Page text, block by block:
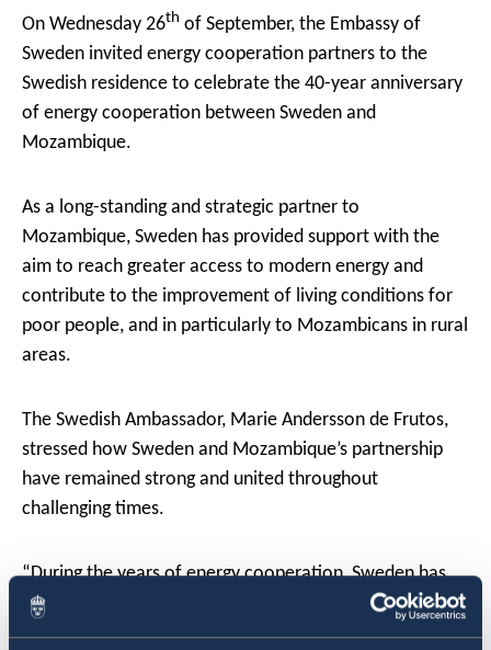
On Wednesday 26th of September, the Embassy of
Sweden invited energy cooperation partners to the
Swedish residence to celebrate the 40-year anniversary
of energy cooperation between Sweden and
Mozambique.
As a long-standing and strategic partner to
Mozambique, Sweden has provided support with the
aim to reach greater access to modern energy and
contribute to the improvement of living conditions for
poor people, and in particularly to Mozambicans in rural
areas.
The Swedish Ambassador, Marie Andersson de Frutos,
stressed how Sweden and Mozambique’s partnership
have remained strong and united throughout
challenging times.
“During the years of energy cooperation, Sweden has
followed Mozambique through the difficult times of
civil war, which destroyed not only peoples’ livelihoods,